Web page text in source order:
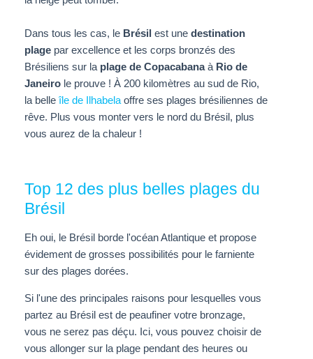
Dans tous les cas, le Brésil est une destination
plage par excellence et les corps bronzés des
Brésiliens sur la plage de Copacabanaà Rio de
Janeiro le prouve ! À 200 kilomètres au sud de Rio,
la belleîle de Ilhabela offre ses plages brésiliennes de
rêve. Plus vous monter vers le nord du Brésil, plus
vous aurez de la chaleur !
Top 12 des plus belles plages du
Brésil
Eh oui, le Brésil borde l'océan Atlantique et propose
évidement de grosses possibilités pour le farniente
sur des plages dorées.
Si l'une des principales raisons pour lesquelles vous
partez au Brésil est de peaufiner votre bronzage,
vous ne serez pas déçu. Ici, vous pouvez choisir de
vous allonger sur la plage pendant des heures ou